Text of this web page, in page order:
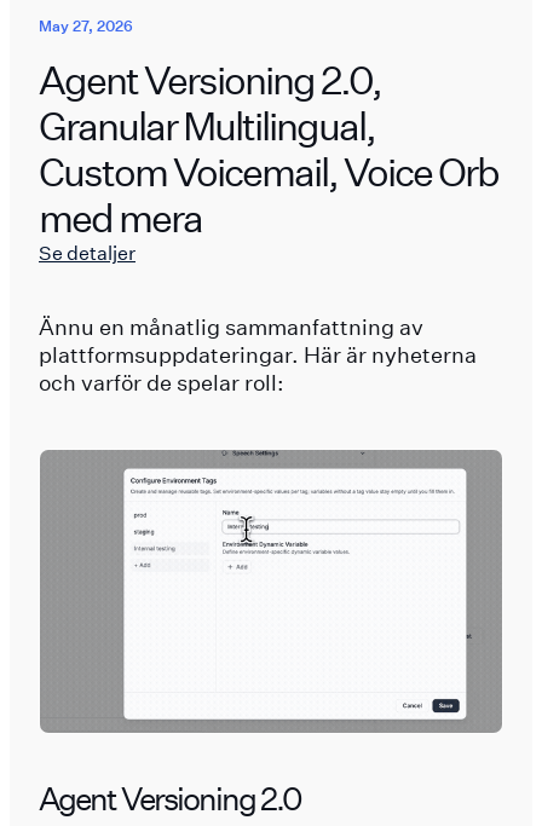
May 27, 2026
Agent Versioning 2.0,
Granular Multilingual,
Custom Voicemail, Voice Orb
med mera
Se detaljer
Ännu en månatlig sammanfattning av
plattformsuppdateringar. Här är nyheterna
och varför de spelar roll:
Agent Versioning 2.0